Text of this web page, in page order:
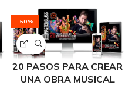
-50%
20 PASOS PARA CREAR
UNA OBRA MUSICAL